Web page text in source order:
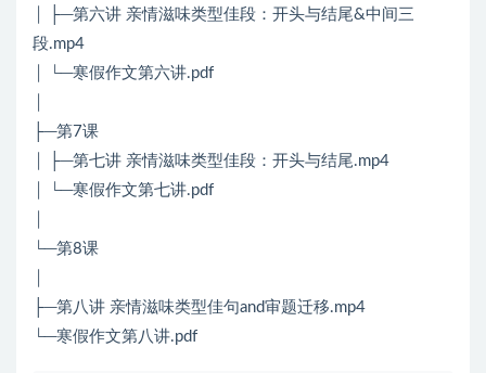
│ ├─第六讲 亲情滋味类型佳段：开头与结尾&中间三
段.mp4
│ └─寒假作文第六讲.pdf
├─第7课
│ ├─第七讲 亲情滋味类型佳段：开头与结尾.mp4
│ └─寒假作文第七讲.pdf
└─第8课
├─第八讲 亲情滋味类型佳句and审题迁移.mp4
└─寒假作文第八讲.pdf